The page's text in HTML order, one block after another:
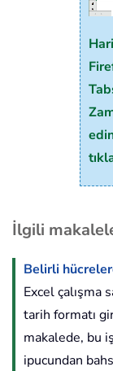
İlgili
Belirli
Excel çalışma
tarih formatı
makalede, bu
ipucundan